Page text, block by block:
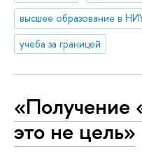
высшее образование в
учеба за границей
«Получение
это не цель»